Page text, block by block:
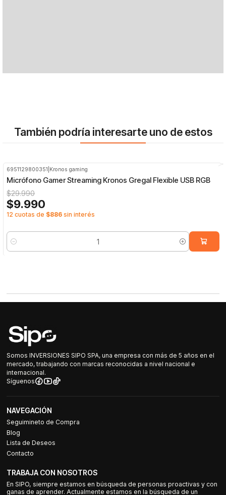
También podría interesarte uno de estos
6951129800351 Kronos gaming
Micrófono Gamer Streaming Kronos Gregal Flexible USB RGB
$29.990
$9.990
12 cuotas de $886 sin interés
Cantidad
Somos INVERSIONES SIPO SPA, una empresa con más de 5 años en el
mercado, trabajando con marcas reconocidas a nivel nacional e
internacional.
Síguenos
NAVEGACIÓN
Seguimineto de Compra
Blog
Lista de Deseos
Contacto
TRABAJA CON NOSOTROS
En SIPO, siempre estamos en búsqueda de personas proactivas y con
ganas de aprender. Actualmente estamos en la búsqueda de un